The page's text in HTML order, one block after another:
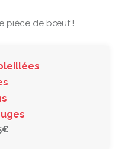
pièce de bœuf !